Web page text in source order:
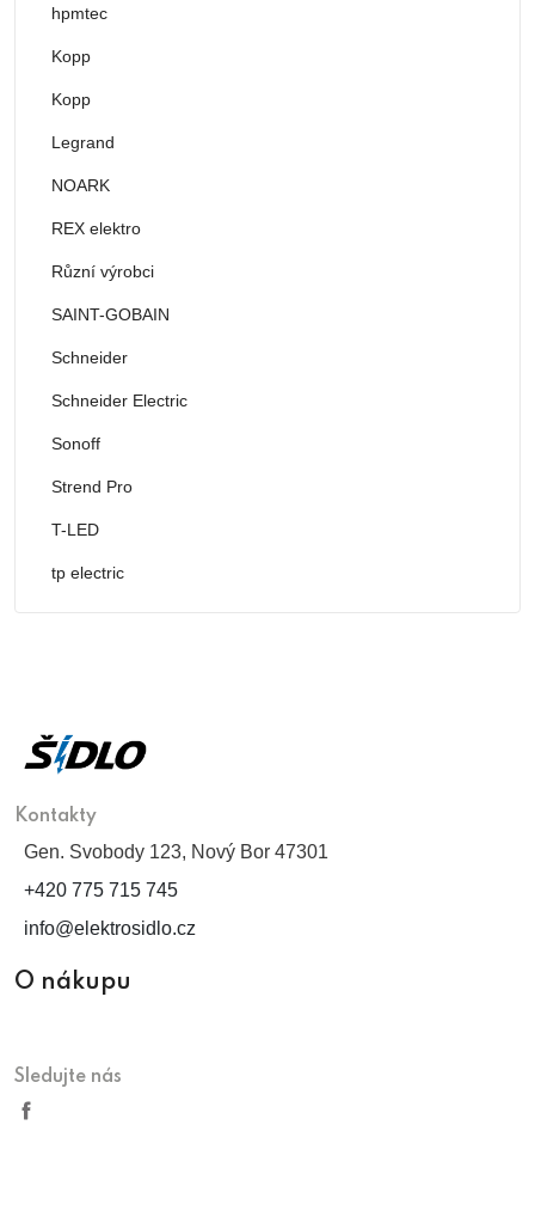
hpmtec
Kopp
Kopp
Legrand
NOARK
REX elektro
Různí výrobci
SAINT-GOBAIN
Schneider
Schneider Electric
Sonoff
Strend Pro
T-LED
tp electric
Kontakty
Gen. Svobody 123, Nový Bor 47301
+420 775 715 745
info@elektrosidlo.cz
O nákupu
Sledujte nás